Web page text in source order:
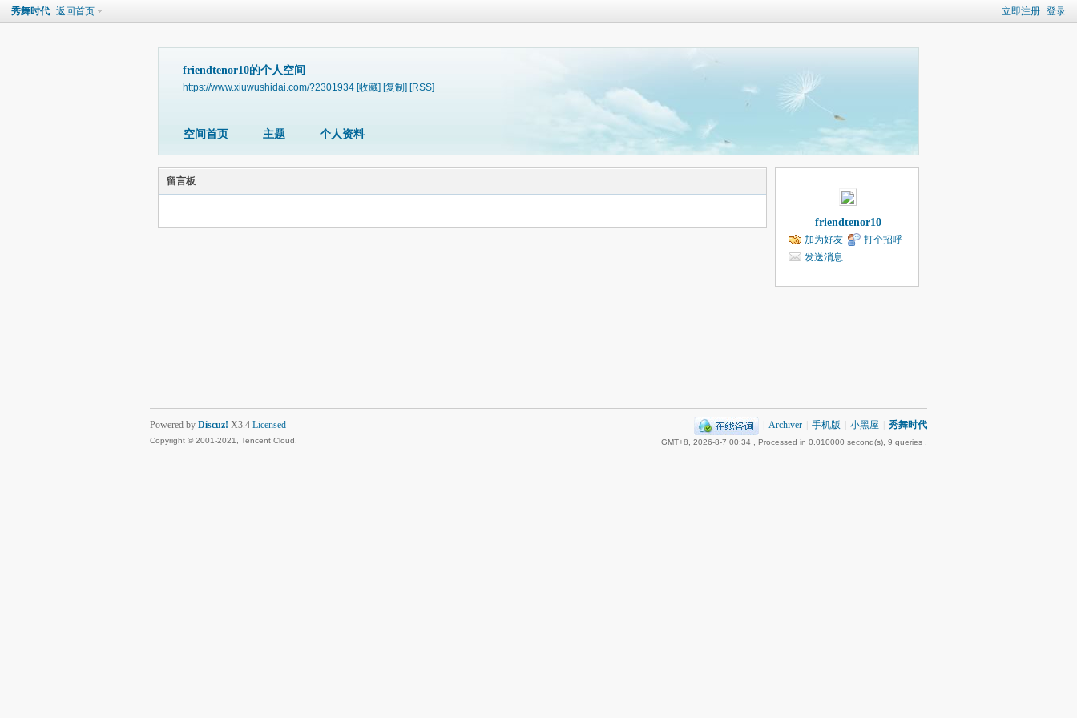
立即注册 登录
秀舞时代 返回首页
friendtenor10的个人空间
https://www.xiuwushidai.com/?2301934 [收藏] [复制] [RSS]
空间首页 主题 个人资料
留言板
friendtenor10
加为好友
打个招呼
发送消息
Archiver 手机版 小黑屋 秀舞时代
GMT+8, 2026-8-7 00:34 , Processed in 0.010000 second(s), 9 queries .
Powered by Discuz! X3.4 Licensed
Copyright © 2001-2021, Tencent Cloud.